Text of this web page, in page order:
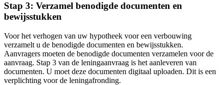
Stap 3: Verzamel benodigde documenten en
bewijsstukken
Voor het verhogen van uw hypotheek voor een verbouwing
verzamelt u de benodigde documenten en bewijsstukken.
Aanvragers moeten de benodigde documenten verzamelen voor de
aanvraag. Stap 3 van de leningaanvraag is het aanleveren van
documenten. U moet deze documenten digitaal uploaden. Dit is een
verplichting voor de leningafronding.